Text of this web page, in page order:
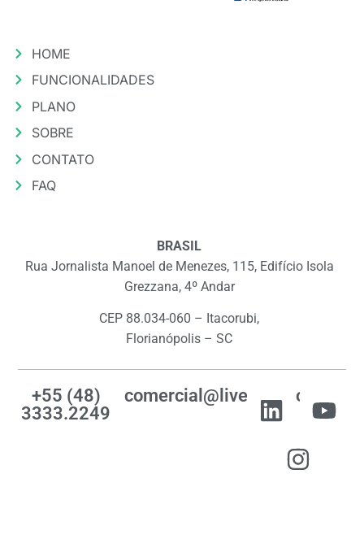
HOME
FUNCIONALIDADES
PLANO
SOBRE
CONTATO
FAQ
BRASIL
Rua Jornalista Manoel de Menezes, 115, Edifício Isola
Grezzana, 4º Andar
CEP 88.034-060 – Itacorubi,
Florianópolis – SC
+55 (48)
3333.2249
comercial@livemes.com